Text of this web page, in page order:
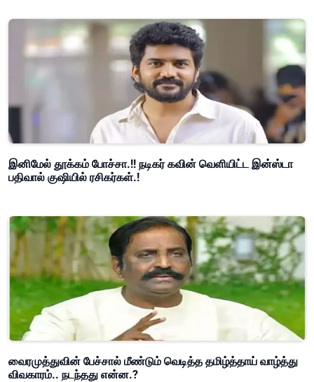
இனிமேல் தூக்கம் போச்சா.!! நடிகர் கவின் வெளியிட்ட இன்ஸ்டா
பதிவால் குஷியில் ரசிகர்கள்.!
வைரமுத்துவின் பேச்சால் மீண்டும் வெடித்த தமிழ்த்தாய் வாழ்த்து
விவகாரம்.. நடந்தது என்ன.?